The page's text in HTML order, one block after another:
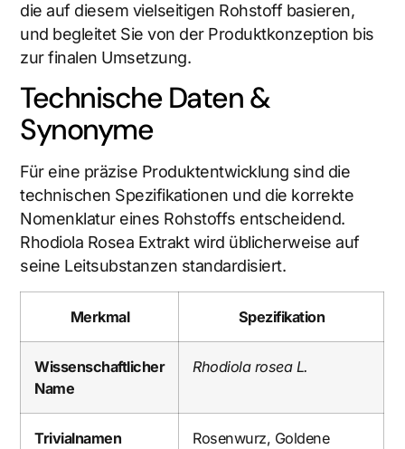
die auf diesem vielseitigen Rohstoff basieren,
und begleitet Sie von der Produktkonzeption bis
zur finalen Umsetzung.
Technische Daten &
Synonyme
Für eine präzise Produktentwicklung sind die
technischen Spezifikationen und die korrekte
Nomenklatur eines Rohstoffs entscheidend.
Rhodiola Rosea Extrakt wird üblicherweise auf
seine Leitsubstanzen standardisiert.
Merkmal Spezifikation
Wissenschaftlicher
Name
Rhodiola rosea L.
Trivialnamen
Rosenwurz, Goldene